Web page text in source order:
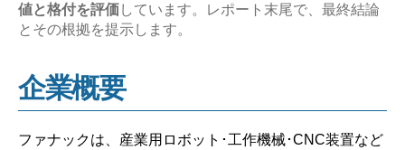
務？
値と格付を評価しています。レポート末尾で、最終結論
とその根拠を提示します。
企業概要
ファナックは、産業用ロボット･工作機械･CNC装置など